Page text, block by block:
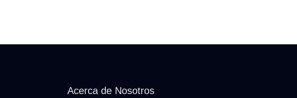
Acerca de Nosotros